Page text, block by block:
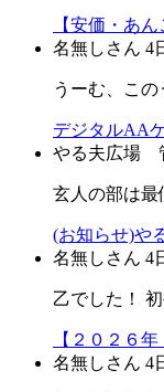
【安価・あ
名無しさん 4
うーむ、こ
デジタルAA
やる夫広場
玄人の部は
(お知らせ)や
名無しさん 4
乙でした！
【２０２６
名無しさん 4